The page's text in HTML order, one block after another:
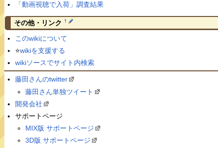
「動画視聴で入荷」調査結果
その他・リンク †
このwikiについて
⭐️wikiを支援する
wikiソースでサイト内検索
藤田さんのtwitter
藤田さん単独ツイート
開発会社
サポートページ
MIX版 サポートページ
3D版 サポートページ